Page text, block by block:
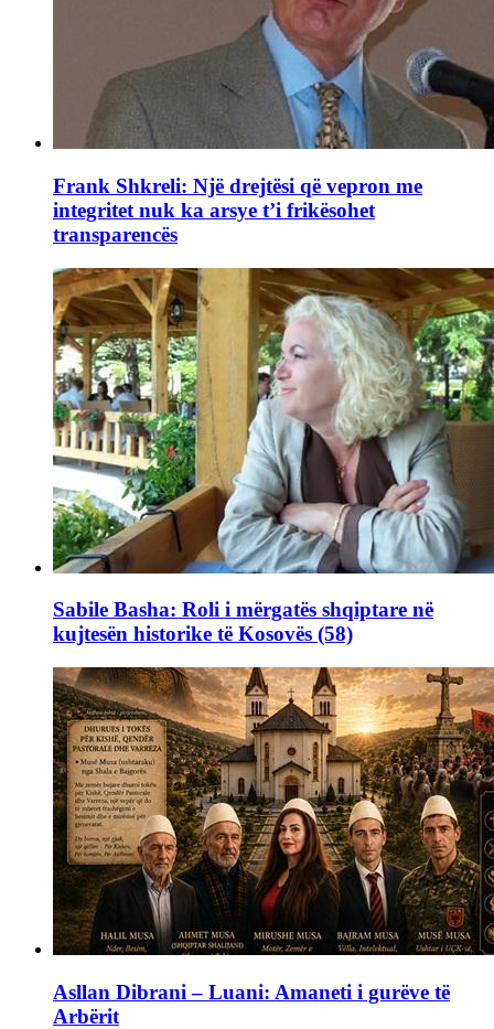
Frank Shkreli: Një drejtësi që vepron me
integritet nuk ka arsye t’i frikësohet
transparencës
Sabile Basha: Roli i mërgatës shqiptare në
kujtesën historike të Kosovës (58)
Asllan Dibrani – Luani: Amaneti i gurëve të
Arbërit